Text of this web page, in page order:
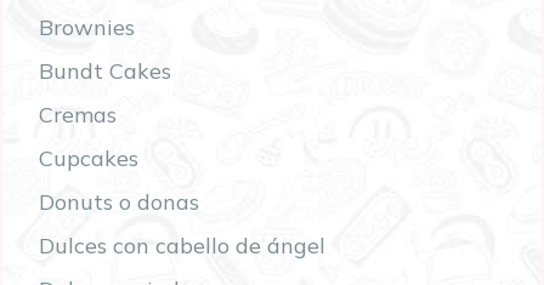
Brownies
Bundt Cakes
Cremas
Cupcakes
Donuts o donas
Dulces con cabello de ángel